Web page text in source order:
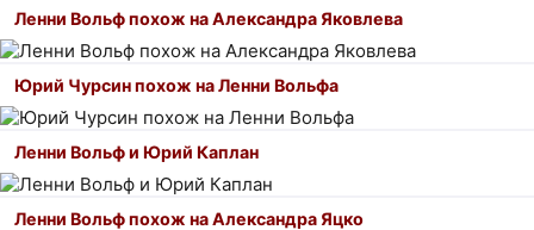
Ленни Вольф похож на Александра Яковлева
Юрий Чурсин похож на Ленни Вольфа
Ленни Вольф и Юрий Каплан
Ленни Вольф похож на Александра Яцко